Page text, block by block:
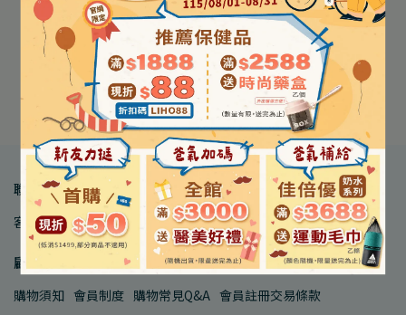
【Sagami】相模元祖衛生
套 0.01 0.02 (標準裝/大碼
裝/極潤裝)
NT$259
ขายหมดแล้ว
聯絡我們
客服中心 品牌合作 人才招募
顧客服務
購物須知 會員制度 購物常見Q&A 會員註冊交易條款